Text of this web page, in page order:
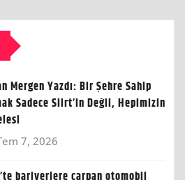
Mergen Yazdı: Bir Şehre Sahip
Sadece Siirt’in Değil, Hepimizin
7, 2026